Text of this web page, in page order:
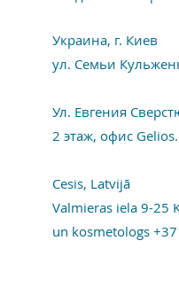
Украина, г. Киев
ул. Семьи
Ул. Евгения
2 этаж, офис Gelios.
Cesis, Latvijā
Valmieras iela 9-25
un kosmetologs